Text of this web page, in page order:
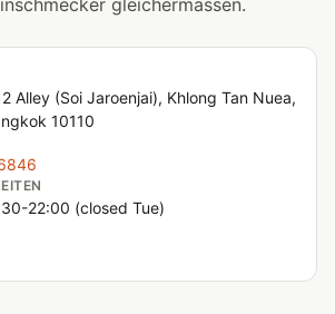
gleichermassen.
Alley (Soi Jaroenjai), Khlong Tan Nuea,
10110
22:00 (closed Tue)